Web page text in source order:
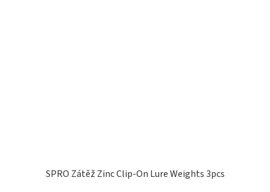
SPRO Zátěž Zinc Clip-On Lure Weights 3pcs